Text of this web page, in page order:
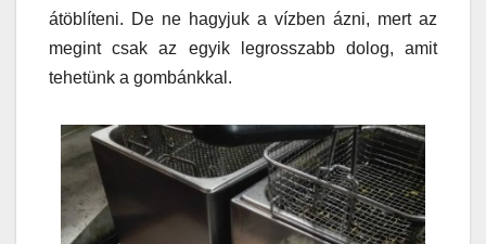
átöblíteni. De ne hagyjuk a vízben ázni, mert az
megint csak az egyik legrosszabb dolog, amit
tehetünk a gombánkkal.